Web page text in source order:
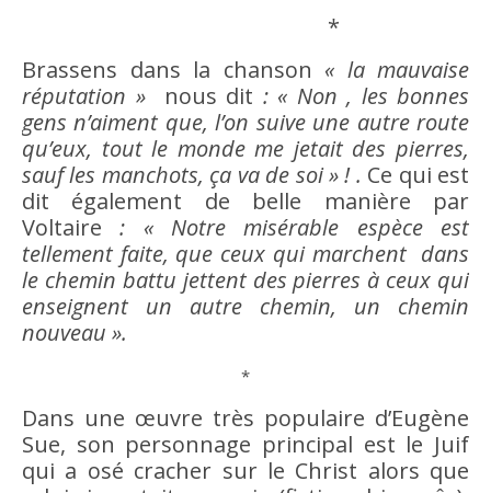
*
Brassens dans la chanson « la mauvaise
réputation » nous dit : « Non , les bonnes
gens n’aiment que, l’on suive une autre route
qu’eux, tout le monde me jetait des pierres,
sauf les manchots, ça va de soi » ! . Ce qui est
dit également de belle manière par
Voltaire : « Notre misérable espèce est
tellement faite, que ceux qui marchent dans
le chemin battu jettent des pierres à ceux qui
enseignent un autre chemin, un chemin
nouveau ».
*
Dans une œuvre très populaire d’Eugène
Sue, son personnage principal est le Juif
qui a osé cracher sur le Christ alors que